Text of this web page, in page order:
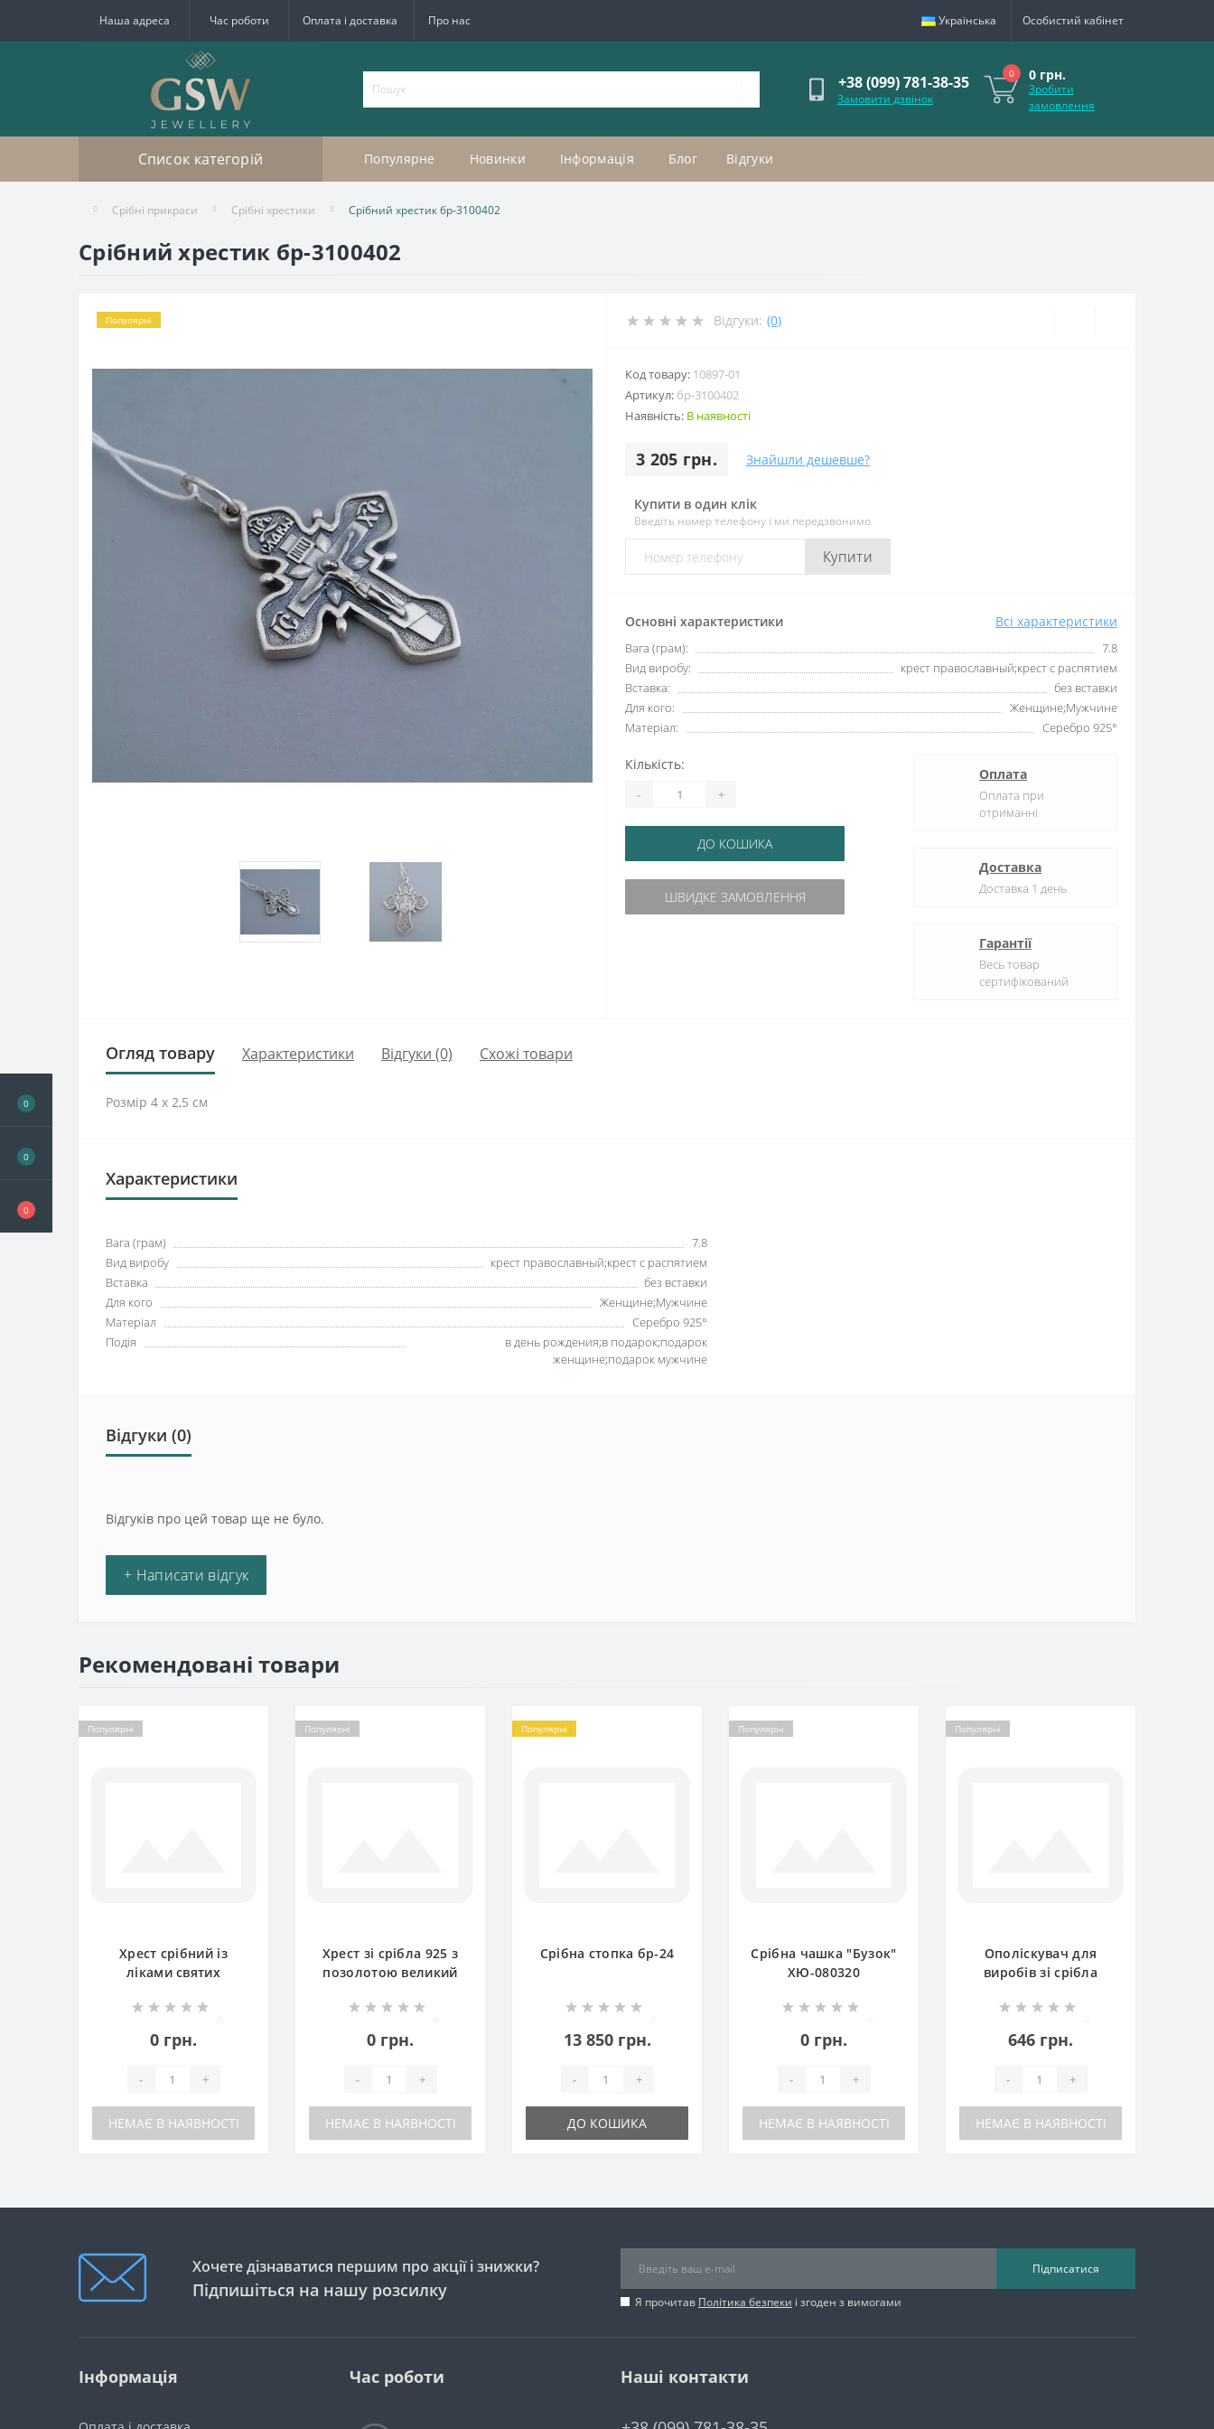
0
0
0
Наша адреса Час роботи Оплата і доставка Про нас Українська Особистий кабінет
+38 (099) 781-38-35
Замовити дзвінок
0 0 грн.
Зробити
замовлення
Список категорій Популярне Новинки Інформація Блог Відгуки
Срібні прикраси Срібні хрестики Срібний хрестик бр-3100402
Срібний хрестик бр-3100402
Популярні Відгуки: (0)
Код товару: 10897-01
Артикул: бр-3100402
Наявність: В наявності
3 205 грн. Знайшли дешевше?
Купити в один клік
Введіть номер телефону і ми передзвонимо
Купити
Основні характеристики Всі характеристики
Вага (грам):
7.8
Вид виробу:
крест православный;крест с распятием
Вставка:
без вставки
Для кого:
Женщине;Мужчине
Матеріал:
Серебро 925°
Кількість:
- +
ДО КОШИКА
ШВИДКЕ ЗАМОВЛЕННЯ
Оплата
Оплата при
отриманні
Доставка
Доставка 1 день
Гарантії
Весь товар
сертифікований
Огляд товару Характеристики Відгуки (0) Схожі товари
Розмір 4 х 2,5 см
Характеристики
Вага (грам)
7.8
Вид виробу
крест православный;крест с распятием
Вставка
без вставки
Для кого
Женщине;Мужчине
Матеріал
Серебро 925°
Подія
в день рождения;в подарок;подарок
женщине;подарок мужчине
Відгуки (0)
Відгуків про цей товар ще не було.
+ Написати відгук
Рекомендовані товари
Популярні
Хрест срібний із
ліками святих
0 грн.
- +
НЕМАЄ В НАЯВНОСТІ
Популярні
Хрест зі срібла 925 з
позолотою великий
0 грн.
- +
НЕМАЄ В НАЯВНОСТІ
Популярні
Срібна стопка бр-24
13 850 грн.
- +
ДО КОШИКА
Популярні
Срібна чашка "Бузок"
ХЮ-080320
0 грн.
- +
НЕМАЄ В НАЯВНОСТІ
Популярні
Ополіскувач для
виробів зі срібла
150мл 4122
646 грн.
- +
НЕМАЄ В НАЯВНОСТІ
Хочете дізнаватися першим про акції і знижки?
Підпишіться на нашу розсилку
Підписатися
Я прочитав Політика безпеки і згоден з вимогами
Інформація Час роботи Наші контакти